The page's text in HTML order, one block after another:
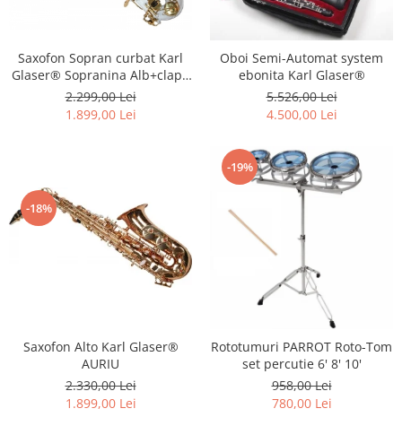
Saxofon Sopran curbat Karl
Glaser® Sopranina Alb+clape
Auriu White&Gold Saxophone
Neuenkirchen-Germany
2.299,00 Lei
1.899,00 Lei
Oboi Semi-Automat system
ebonita Karl Glaser®
5.526,00 Lei
4.500,00 Lei
-18%
Saxofon Alto Karl Glaser®
AURIU
2.330,00 Lei
1.899,00 Lei
-19%
Rototumuri PARROT Roto-Tom
set percutie 6' 8' 10'
958,00 Lei
780,00 Lei